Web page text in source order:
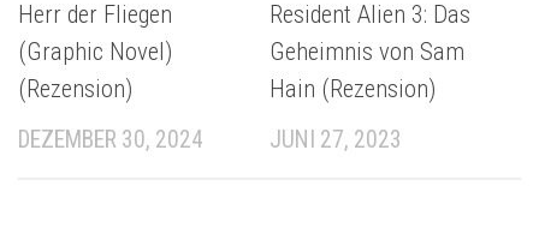
Herr der Fliegen
(Graphic Novel)
(Rezension)
DEZEMBER 30, 2024
Resident Alien 3: Das
Geheimnis von Sam
Hain (Rezension)
JUNI 27, 2023